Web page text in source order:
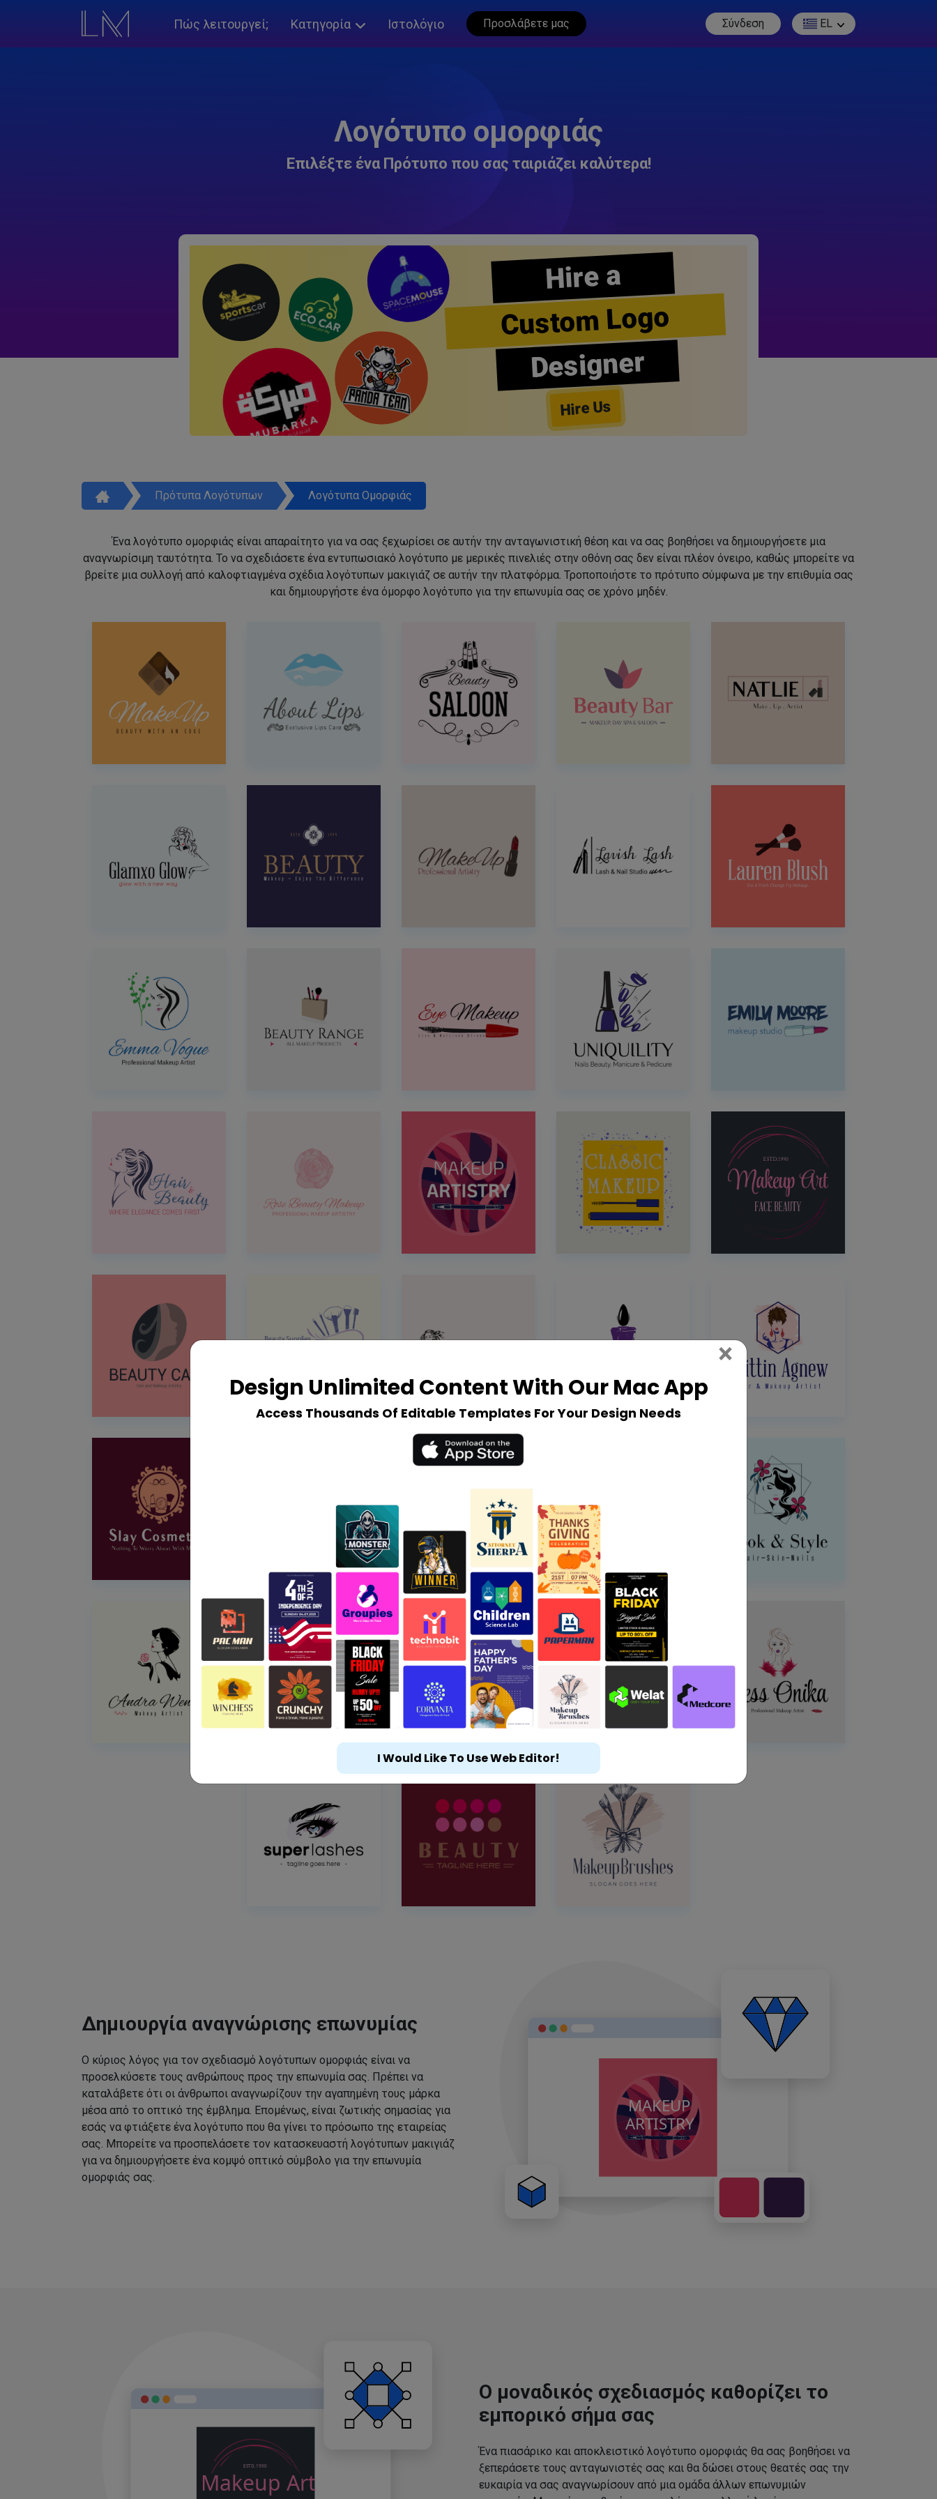
Πώς λειτουργεί; Κατηγορία Ιστολόγιο Προσλάβετε μας Σύνδεση EL
Λογότυπο ομορφιάς
Επιλέξτε ένα Πρότυπο που σας ταιριάζει καλύτερα!
Hire a
Custom Logo
Designer
Hire Us
Πρότυπα Λογότυπων Λογότυπα Ομορφιάς
Ένα λογότυπο ομορφιάς είναι απαραίτητο για να σας ξεχωρίσει σε αυτήν την ανταγωνιστική θέση και να σας βοηθήσει να δημιουργήσετε μια
αναγνωρίσιμη ταυτότητα. Το να σχεδιάσετε ένα εντυπωσιακό λογότυπο με μερικές πινελιές στην οθόνη σας δεν είναι πλέον όνειρο, καθώς μπορείτε να
βρείτε μια συλλογή από καλοφτιαγμένα σχέδια λογότυπων μακιγιάζ σε αυτήν την πλατφόρμα. Τροποποιήστε το πρότυπο σύμφωνα με την επιθυμία σας
και δημιουργήστε ένα όμορφο λογότυπο για την επωνυμία σας σε χρόνο μηδέν.
Δημιουργία αναγνώρισης επωνυμίας
Ο κύριος λόγος για τον σχεδιασμό λογότυπων ομορφιάς είναι να
προσελκύσετε τους ανθρώπους προς την επωνυμία σας. Πρέπει να
καταλάβετε ότι οι άνθρωποι αναγνωρίζουν την αγαπημένη τους μάρκα
μέσα από το οπτικό της έμβλημα. Επομένως, είναι ζωτικής σημασίας για
εσάς να φτιάξετε ένα λογότυπο που θα γίνει το πρόσωπο της εταιρείας
σας. Μπορείτε να προσπελάσετε τον κατασκευαστή λογότυπων μακιγιάζ
για να δημιουργήσετε ένα κομψό οπτικό σύμβολο για την επωνυμία
ομορφιάς σας.
Ο μοναδικός σχεδιασμός καθορίζει το
εμπορικό σήμα σας
Ένα πιασάρικο και αποκλειστικό λογότυπο ομορφιάς θα σας βοηθήσει να
ξεπεράσετε τους ανταγωνιστές σας και θα δώσει στους θεατές σας την
ευκαιρία να σας αναγνωρίσουν από μια ομάδα άλλων επωνυμιών
Design Unlimited Content With Our Mac App
Access Thousands Of Editable Templates For Your Design Needs
× Close
I Would Like To Use Web Editor!